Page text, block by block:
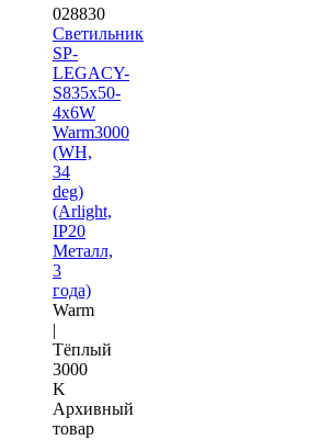
028830
Светильник
SP-
LEGACY-
S835x50-
4x6W
Warm3000
(WH,
34
deg)
(Arlight,
IP20
Металл,
3
года)
Warm
|
Тёплый
3000
K
Архивный
товар